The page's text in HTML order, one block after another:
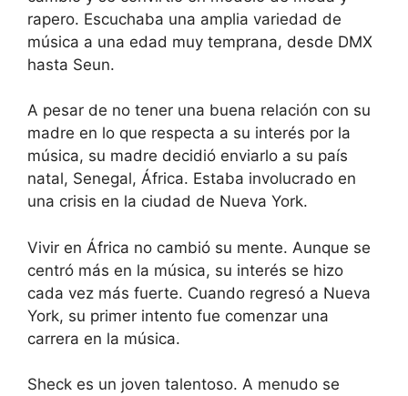
rapero. Escuchaba una amplia variedad de
música a una edad muy temprana, desde DMX
hasta Seun.
A pesar de no tener una buena relación con su
madre en lo que respecta a su interés por la
música, su madre decidió enviarlo a su país
natal, Senegal, África. Estaba involucrado en
una crisis en la ciudad de Nueva York.
Vivir en África no cambió su mente. Aunque se
centró más en la música, su interés se hizo
cada vez más fuerte. Cuando regresó a Nueva
York, su primer intento fue comenzar una
carrera en la música.
Sheck es un joven talentoso. A menudo se